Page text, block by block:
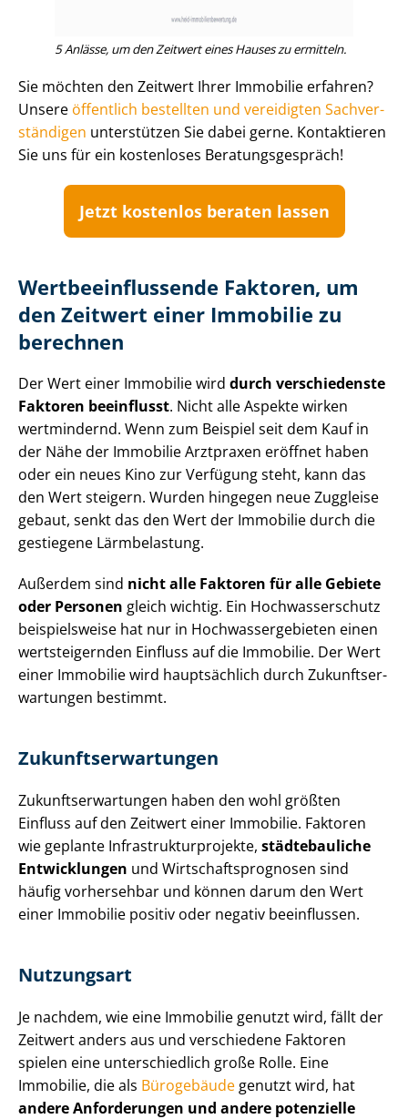
5 Anlässe, um den Zeitwert eines Hauses zu ermitteln.
Sie möchten den Zeitwert Ihrer Immobilie erfahren?
Unsere öffentlich bestellten und vereidigten Sach­ver­
stän­di­gen unterstützen Sie dabei gerne. Kontaktieren
Sie uns für ein kostenloses Be­ra­tungs­ge­spräch!
Jetzt kostenlos beraten lassen
Wert­be­ein­flus­sen­de Faktoren, um
den Zeitwert einer Immobilie zu
berechnen
Der Wert einer Immobilie wird durch verschiedenste
Faktoren beeinflusst. Nicht alle Aspekte wirken
wertmindernd. Wenn zum Beispiel seit dem Kauf in
der Nähe der Immobilie Arztpraxen eröffnet haben
oder ein neues Kino zur Verfügung steht, kann das
den Wert steigern. Wurden hingegen neue Zuggleise
gebaut, senkt das den Wert der Immobilie durch die
gestiegene Lärmbelastung.
Außerdem sind nicht alle Faktoren für alle Gebiete
oder Personen gleich wichtig. Ein Hoch­was­ser­schutz
beispielsweise hat nur in Hoch­was­ser­ge­bie­ten einen
wertsteigernden Einfluss auf die Immobilie. Der Wert
einer Immobilie wird hauptsächlich durch Zu­kunfts­er­
war­tun­gen bestimmt.
Zu­kunfts­er­war­tun­gen
Zu­kunfts­er­war­tun­gen haben den wohl größten
Einfluss auf den Zeitwert einer Immobilie. Faktoren
wie geplante In­fra­struk­tur­pro­jek­te, städtebauliche
Entwicklungen und Wirt­schafts­pro­gno­sen sind
häufig vorhersehbar und können darum den Wert
einer Immobilie positiv oder negativ beeinflussen.
Nutzungsart
Je nachdem, wie eine Immobilie genutzt wird, fällt der
Zeitwert anders aus und verschiedene Faktoren
spielen eine unterschiedlich große Rolle. Eine
Immobilie, die als Bürogebäude genutzt wird, hat
andere Anforderungen und andere potenzielle